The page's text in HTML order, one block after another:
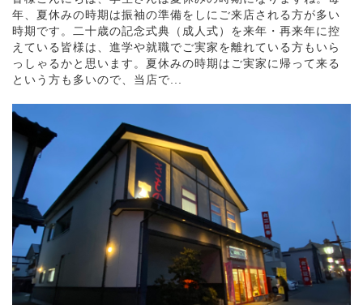
年、夏休みの時期は振袖の準備をしにご来店される方が多い
時期です。二十歳の記念式典（成人式）を来年・再来年に控
えている皆様は、進学や就職でご実家を離れている方もいら
っしゃるかと思います。夏休みの時期はご実家に帰って来る
という方も多いので、当店で...